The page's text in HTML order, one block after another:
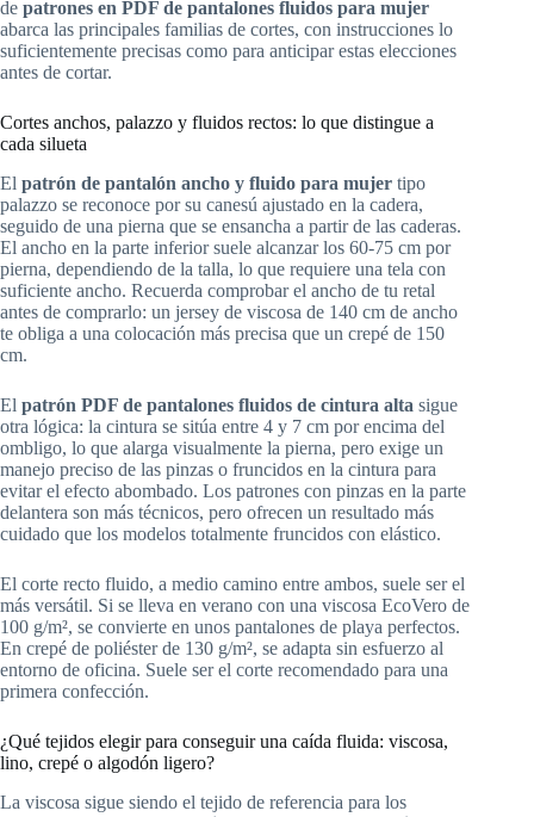
de patrones en PDF de pantalones fluidos para mujer
abarca las principales familias de cortes, con instrucciones lo
suficientemente precisas como para anticipar estas elecciones
antes de cortar.
Cortes anchos, palazzo y fluidos rectos: lo que distingue a
cada silueta
El patrón de pantalón ancho y fluido para mujer tipo
palazzo se reconoce por su canesú ajustado en la cadera,
seguido de una pierna que se ensancha a partir de las caderas.
El ancho en la parte inferior suele alcanzar los 60-75 cm por
pierna, dependiendo de la talla, lo que requiere una tela con
suficiente ancho. Recuerda comprobar el ancho de tu retal
antes de comprarlo: un jersey de viscosa de 140 cm de ancho
te obliga a una colocación más precisa que un crepé de 150
cm.
El patrón PDF de pantalones fluidos de cintura alta sigue
otra lógica: la cintura se sitúa entre 4 y 7 cm por encima del
ombligo, lo que alarga visualmente la pierna, pero exige un
manejo preciso de las pinzas o fruncidos en la cintura para
evitar el efecto abombado. Los patrones con pinzas en la parte
delantera son más técnicos, pero ofrecen un resultado más
cuidado que los modelos totalmente fruncidos con elástico.
El corte recto fluido, a medio camino entre ambos, suele ser el
más versátil. Si se lleva en verano con una viscosa EcoVero de
100 g/m², se convierte en unos pantalones de playa perfectos.
En crepé de poliéster de 130 g/m², se adapta sin esfuerzo al
entorno de oficina. Suele ser el corte recomendado para una
primera confección.
¿Qué tejidos elegir para conseguir una caída fluida: viscosa,
lino, crepé o algodón ligero?
La viscosa sigue siendo el tejido de referencia para los